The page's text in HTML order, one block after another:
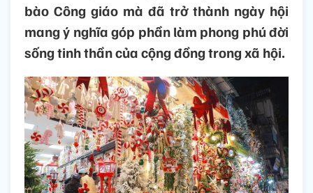
bào Công giáo mà đã trở thành ngày hội
mang ý nghĩa góp phần làm phong phú đời
sống tinh thần của cộng đồng trong xã hội.